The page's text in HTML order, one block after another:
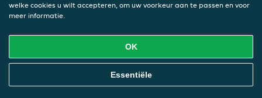
Bijgewerkte versies van deze
Wij kunnen deze Verklaring van tijd tot tijd bijwerken als
reactie op veranderende juridische, technische of zakelijke
ontwikkelingen. Wanneer wij onze Privacyverklaring
bijwerken, zullen wij passende maatregelen nemen om u
welke cookies u wilt accepteren, om uw voorkeur aan te passen en voor
meer informatie.
OK
Essentiële